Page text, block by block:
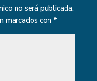
no será publicada.
marcados con *